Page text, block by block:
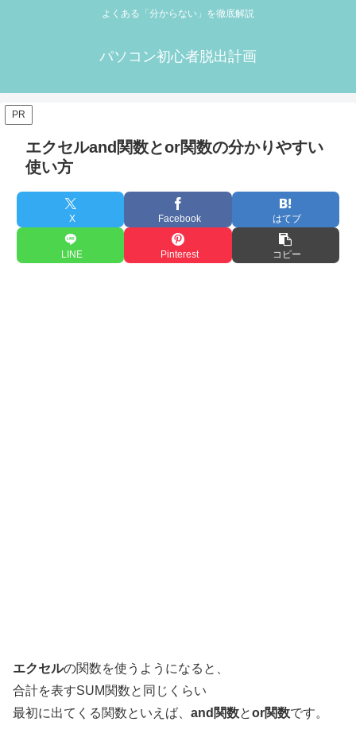
よくある「分からない」を徹底解説
パソコン初心者脱出計画
PR
エクセルand関数とor関数の分かりやすい
使い方
X Facebook はてブ
LINE Pinterest コピー
エクセルの関数を使うようになると、
合計を表すSUM関数と同じくらい
最初に出てくる関数といえば、 and関数とor関数です。